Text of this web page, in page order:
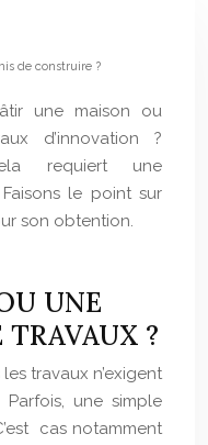
de construire ?
une maison ou
d’innovation ?
requiert une
le point sur
son obtention.
UNE
?
travaux n’exigent
une simple
cas notamment